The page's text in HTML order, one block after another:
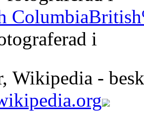
Columbia
i
Wikipedia -